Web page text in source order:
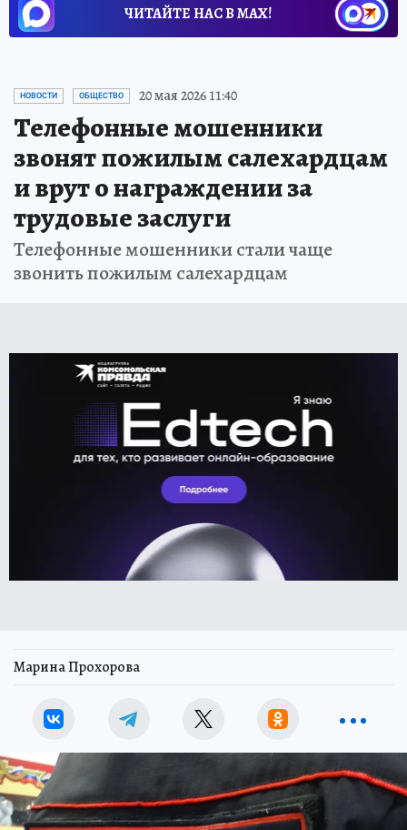
ЧИТАЙТЕ НАС В МАХ!
НОВОСТИ ОБЩЕСТВО 20 мая 2026 11:40
Телефонные мошенники
звонят пожилым салехардцам
и врут о награждении за
трудовые заслуги
Телефонные мошенники стали чаще
звонить пожилым салехардцам
Марина Прохорова